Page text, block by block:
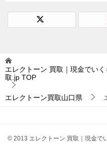
エレクトーン 買取｜現金でい
取.jp TOP
エレクトーン買取山口県
© 2013 エレクトーン 買取｜現金で